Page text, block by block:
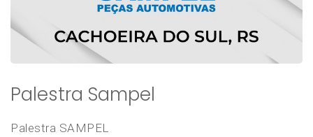
Palestra Sampel
Palestra SAMPEL